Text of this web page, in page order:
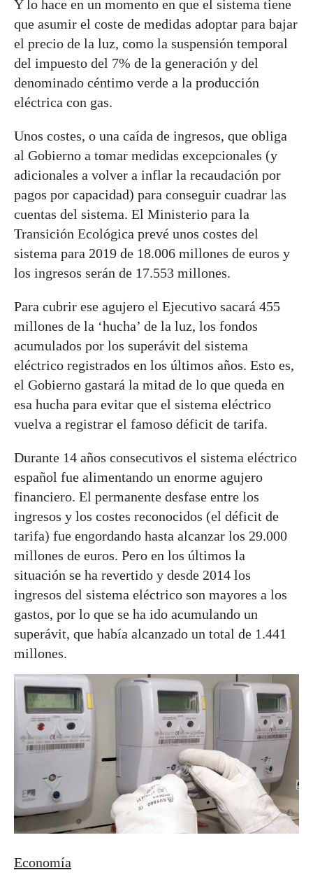
Y lo hace en un momento en que el sistema tiene
que asumir el coste de medidas adoptar para bajar
el precio de la luz, como la suspensión temporal
del impuesto del 7% de la generación y del
denominado céntimo verde a la producción
eléctrica con gas.
Unos costes, o una caída de ingresos, que obliga
al Gobierno a tomar medidas excepcionales (y
adicionales a volver a inflar la recaudación por
pagos por capacidad) para conseguir cuadrar las
cuentas del sistema. El Ministerio para la
Transición Ecológica prevé unos costes del
sistema para 2019 de 18.006 millones de euros y
los ingresos serán de 17.553 millones.
Para cubrir ese agujero el Ejecutivo sacará 455
millones de la ‘hucha’ de la luz, los fondos
acumulados por los superávit del sistema
eléctrico registrados en los últimos años. Esto es,
el Gobierno gastará la mitad de lo que queda en
esa hucha para evitar que el sistema eléctrico
vuelva a registrar el famoso déficit de tarifa.
Durante 14 años consecutivos el sistema eléctrico
español fue alimentando un enorme agujero
financiero. El permanente desfase entre los
ingresos y los costes reconocidos (el déficit de
tarifa) fue engordando hasta alcanzar los 29.000
millones de euros. Pero en los últimos la
situación se ha revertido y desde 2014 los
ingresos del sistema eléctrico son mayores a los
gastos, por lo que se ha ido acumulando un
superávit, que había alcanzado un total de 1.441
millones.
Economía